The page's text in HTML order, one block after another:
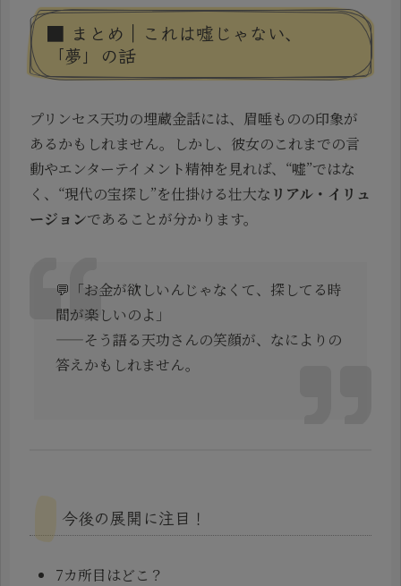
■ まとめ｜これは嘘じゃない、
「夢」の話
プリンセス天功の埋蔵金話には、眉唾ものの印象が
あるかもしれません。しかし、彼女のこれまでの言
動やエンターテイメント精神を見れば、“嘘”ではな
く、“現代の宝探し”を仕掛ける壮大な リアル・イリュ
ージョンであることが分かります。
💬「お金が欲しいんじゃなくて、探してる時
間が楽しいのよ」
——そう語る天功さんの笑顔が、なによりの
答えかもしれません。
今後の展開に注目！
7カ所目はどこ？